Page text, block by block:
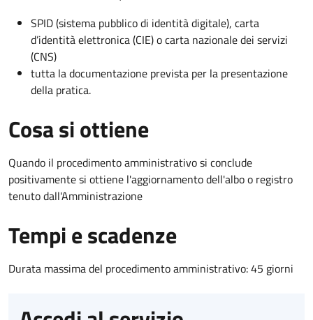
SPID (sistema pubblico di identità digitale), carta
d’identità elettronica (CIE) o carta nazionale dei servizi
(CNS)
tutta la documentazione prevista per la presentazione
della pratica.
Cosa si ottiene
Quando il procedimento amministrativo si conclude
positivamente si ottiene l'aggiornamento dell'albo o registro
tenuto dall'Amministrazione
Tempi e scadenze
Durata massima del procedimento amministrativo: 45 giorni